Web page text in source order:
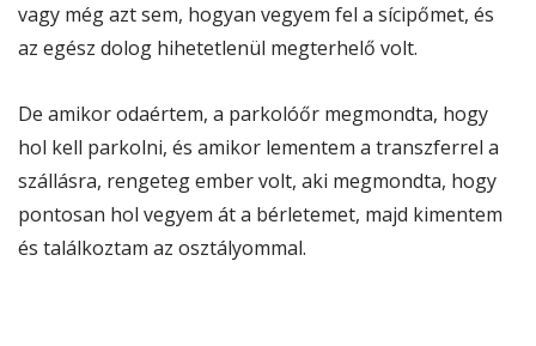
vagy még azt sem, hogyan vegyem fel a sícipőmet, és
az egész dolog hihetetlenül megterhelő volt.
De amikor odaértem, a parkolóőr megmondta, hogy
hol kell parkolni, és amikor lementem a transzferrel a
szállásra, rengeteg ember volt, aki megmondta, hogy
pontosan hol vegyem át a bérletemet, majd kimentem
és találkoztam az osztályommal.